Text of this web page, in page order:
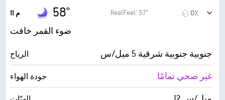
درجة التكثف
AccuLumen Brightness Index™
الغطاء السحابي 0٪
الرؤية 5 ميل
أقصى ارتفاع للسحاب 30000 قدم
11 م 58° RealFeel® 57° 0٪
ضوء القمر خافت
الرياح جنوبية جنوبية شرقية 5 ميل/س
جودة الهواء غير صحي تمامًا